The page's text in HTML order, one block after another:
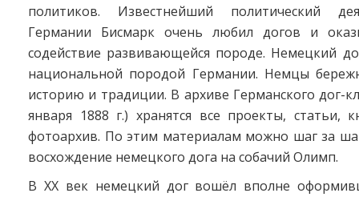
политиков. Известнейший политический
Германии Бисмарк очень любил догов и
содействие развивающейся породе. Немецкий
национальной породой Германии. Немцы
историю и традиции. В архиве Германского дог-
января 1888 г.) хранятся все проекты, статьи,
фотоархив. По этим материалам можно шаг за
восхождение немецкого дога на собачий Олимп.
В XX век немецкий дог вошёл вполне